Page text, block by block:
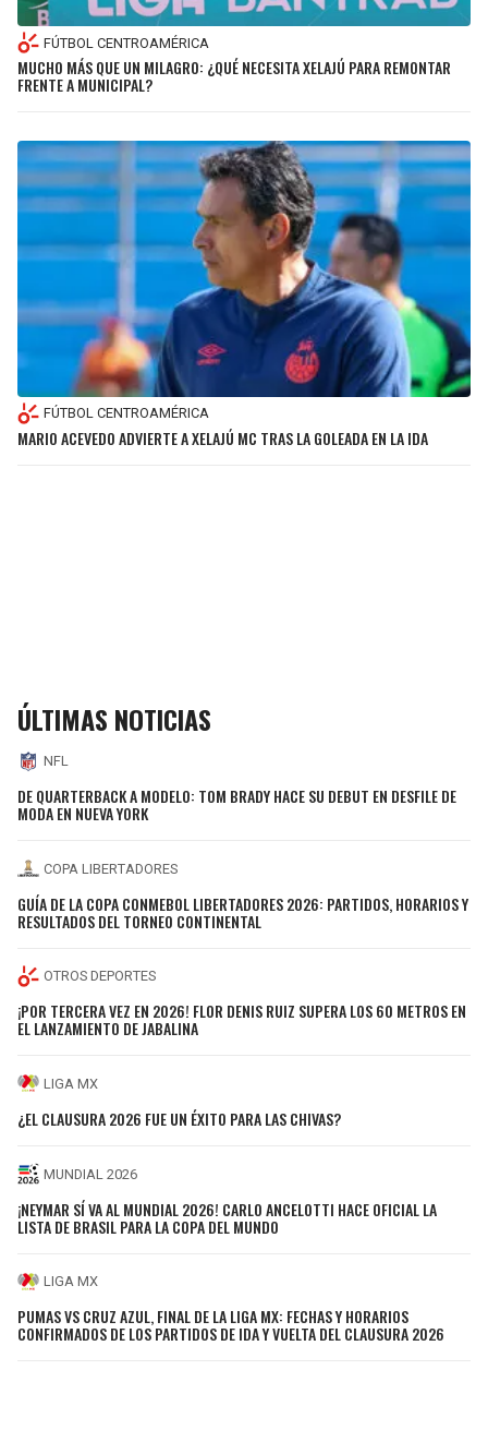
FÚTBOL CENTROAMÉRICA
MUCHO MÁS QUE UN MILAGRO: ¿QUÉ NECESITA XELAJÚ PARA REMONTAR
FRENTE A MUNICIPAL?
FÚTBOL CENTROAMÉRICA
MARIO ACEVEDO ADVIERTE A XELAJÚ MC TRAS LA GOLEADA EN LA IDA
ÚLTIMAS NOTICIAS
NFL
DE QUARTERBACK A MODELO: TOM BRADY HACE SU DEBUT EN DESFILE DE
MODA EN NUEVA YORK
COPA LIBERTADORES
GUÍA DE LA COPA CONMEBOL LIBERTADORES 2026: PARTIDOS, HORARIOS Y
RESULTADOS DEL TORNEO CONTINENTAL
OTROS DEPORTES
¡POR TERCERA VEZ EN 2026! FLOR DENIS RUIZ SUPERA LOS 60 METROS EN
EL LANZAMIENTO DE JABALINA
LIGA MX
¿EL CLAUSURA 2026 FUE UN ÉXITO PARA LAS CHIVAS?
MUNDIAL 2026
¡NEYMAR SÍ VA AL MUNDIAL 2026! CARLO ANCELOTTI HACE OFICIAL LA
LISTA DE BRASIL PARA LA COPA DEL MUNDO
LIGA MX
PUMAS VS CRUZ AZUL, FINAL DE LA LIGA MX: FECHAS Y HORARIOS
CONFIRMADOS DE LOS PARTIDOS DE IDA Y VUELTA DEL CLAUSURA 2026